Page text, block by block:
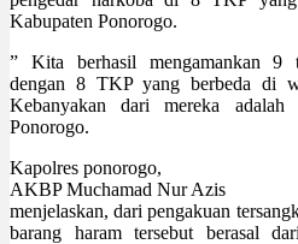
Kabupaten Ponorogo.
” Kita berhasil mengamankan 9
dengan 8 TKP yang berbeda di
Kebanyakan dari mereka adalah
Ponorogo.
Kapolres ponorogo,
AKBP Muchamad Nur Azis
menjelaskan, dari pengakuan
barang haram tersebut berasal